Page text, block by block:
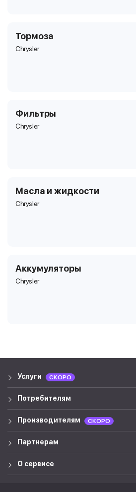
Тормоза
Chrysler
Фильтры
Chrysler
Масла и жидкости
Chrysler
Аккумуляторы
Chrysler
Услуги СКОРО
Потребителям
Производителям СКОРО
Партнерам
О сервисе